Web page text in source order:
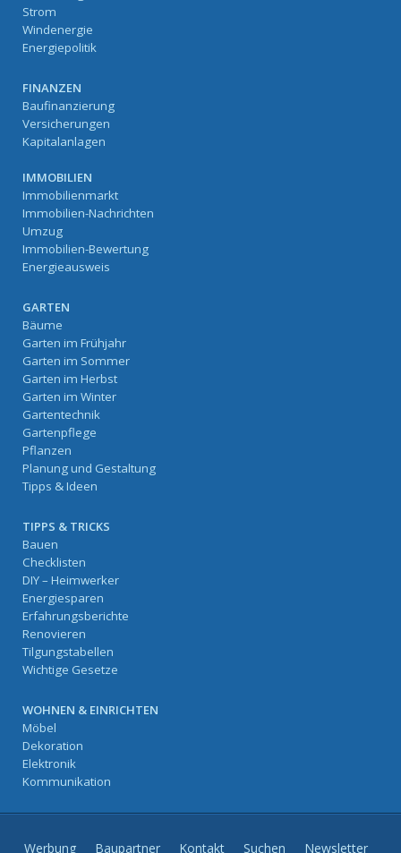
Strom
Windenergie
Energiepolitik
FINANZEN
Baufinanzierung
Versicherungen
Kapitalanlagen
IMMOBILIEN
Immobilienmarkt
Immobilien-Nachrichten
Umzug
Immobilien-Bewertung
Energieausweis
GARTEN
Bäume
Garten im Frühjahr
Garten im Sommer
Garten im Herbst
Garten im Winter
Gartentechnik
Gartenpflege
Pflanzen
Planung und Gestaltung
Tipps & Ideen
TIPPS & TRICKS
Bauen
Checklisten
DIY – Heimwerker
Energiesparen
Erfahrungsberichte
Renovieren
Tilgungstabellen
Wichtige Gesetze
WOHNEN & EINRICHTEN
Möbel
Dekoration
Elektronik
Kommunikation
Werbung Baupartner Kontakt Suchen Newsletter